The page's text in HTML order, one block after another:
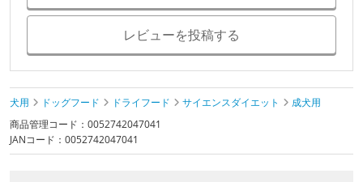
レビューを投稿する
犬用 ドッグフード ドライフード サイエンスダイエット
成犬用
商品管理コード：0052742047041
JANコード：0052742047041